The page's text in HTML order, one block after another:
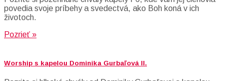
povedia svoje príbehy a svedectvá, ako Boh koná v ich
životoch.
Pozrieť »
Worship s kapelou Dominika Gurbaľová II.